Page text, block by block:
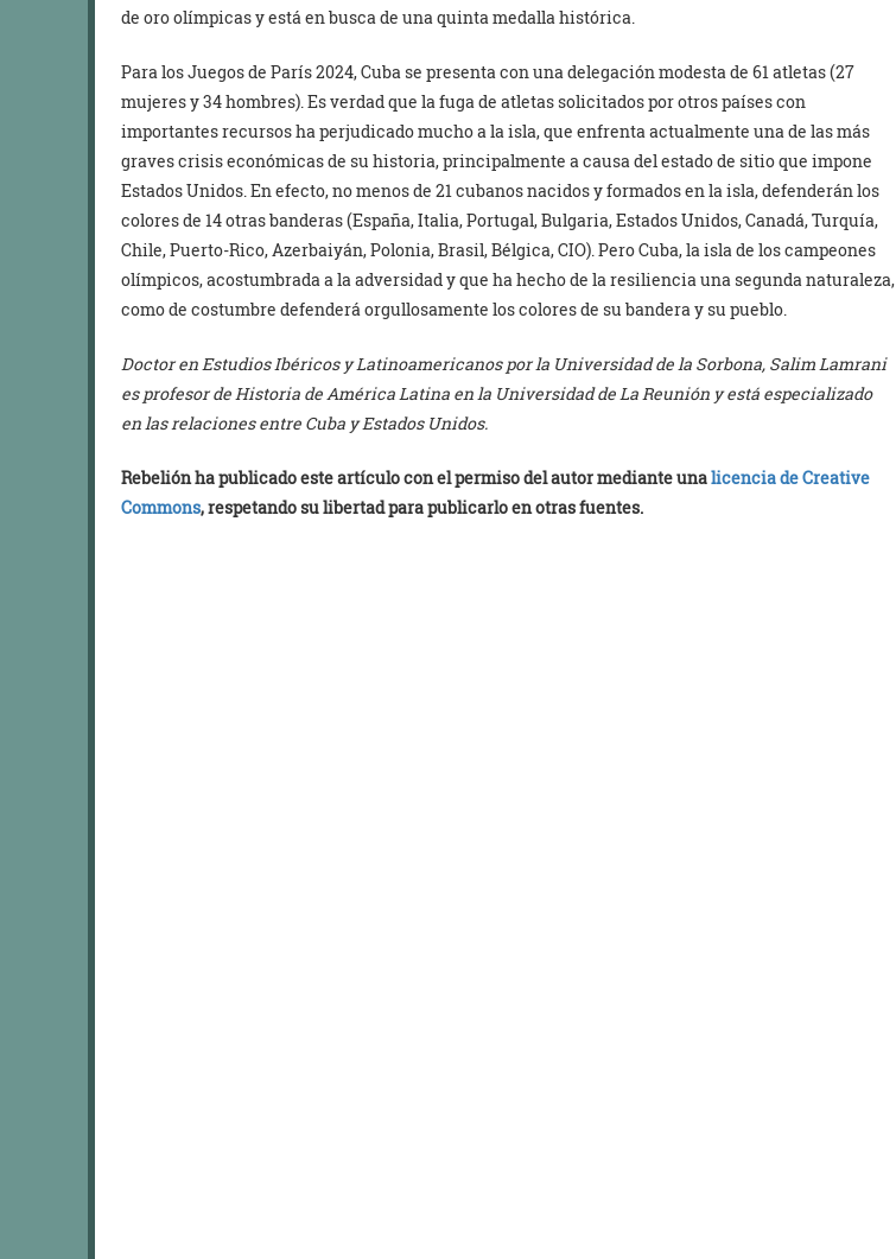
de oro olímpicas y está en busca de una quinta medalla histórica.
Para los Juegos de París 2024, Cuba se presenta con una delegación modesta de 61 atletas (27
mujeres y 34 hombres). Es verdad que la fuga de atletas solicitados por otros países con
importantes recursos ha perjudicado mucho a la isla, que enfrenta actualmente una de las más
graves crisis económicas de su historia, principalmente a causa del estado de sitio que impone
Estados Unidos. En efecto, no menos de 21 cubanos nacidos y formados en la isla, defenderán los
colores de 14 otras banderas (España, Italia, Portugal, Bulgaria, Estados Unidos, Canadá, Turquía,
Chile, Puerto-Rico, Azerbaiyán, Polonia, Brasil, Bélgica, CIO). Pero Cuba, la isla de los campeones
olímpicos, acostumbrada a la adversidad y que ha hecho de la resiliencia una segunda naturaleza,
como de costumbre defenderá orgullosamente los colores de su bandera y su pueblo.
Doctor en Estudios Ibéricos y Latinoamericanos por la Universidad de la Sorbona, Salim Lamrani
es profesor de Historia de América Latina en la Universidad de La Reunión y está especializado
en las relaciones entre Cuba y Estados Unidos.
Rebelión ha publicado este artículo con el permiso del autor mediante unalicencia de Creative
Commons, respetando su libertad para publicarlo en otras fuentes.